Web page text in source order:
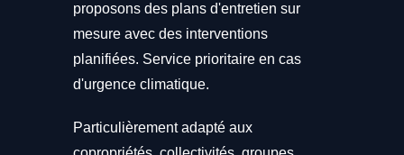
proposons des plans d'entretien sur
mesure avec des interventions
planifiées. Service prioritaire en cas
d'urgence climatique.
Particulièrement adapté aux